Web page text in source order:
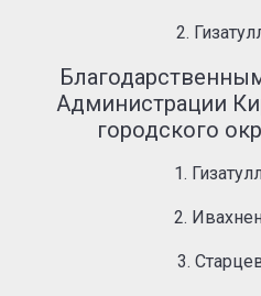
2.
Администрации
городского
1.
2.
3.